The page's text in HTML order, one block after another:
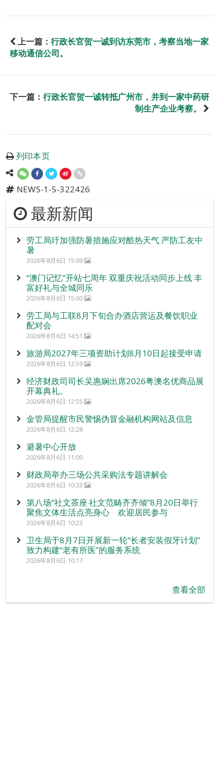
上一篇： 行政长官贺一诚到访东莞市，考察当地一家
移动通信公司。
下一篇： 行政长官贺一诚转抵广州市，并到一家中药研
制生产企业考察。
列印本页
NEWS-1-5-322426
最新新闻
劳工局吁加强防暑措施应对酷热天气 严防工友中
暑
2026年8月6日 15:09
“澳门记忆”开站七周年 双重庆祝活动同步上线 丰
富好礼与全城同乐
2026年8月6日 15:00
劳工局与工联8月下旬合办酒店营运及餐饮职业
配对会
2026年8月6日 14:51
旅游局2027年三项资助计划8月10日起接受申请
2026年8月6日 12:59
经济财政司司长吴惠娴出席2026粤澳名优商品展
开幕典礼。
2026年8月6日 12:55
金管局提醒市民警惕伪冒金融机构网站及信息
2026年8月6日 12:28
避暑中心开放
2026年8月6日 11:00
财政局举办三场公共采购法专题讲解会
2026年8月6日 10:33
第八场“社文茶座‧社文范畴齐齐倾”8月20日举行
聚焦文体生活点亮身心 欢迎居民参与
2026年8月6日 10:23
卫生局于8月7日开展新一轮“长者安装假牙计划”
致力构建“老有所医”的服务系统
2026年8月6日 10:17
查看全部